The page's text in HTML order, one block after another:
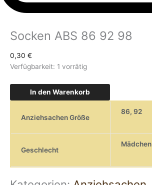
Socken ABS 86 92 98
0,30 €
Verfügbarkeit: 1 vorrätig
In den Warenkorb
Anziehsachen Größe
86, 92
Geschlecht
Mädchen